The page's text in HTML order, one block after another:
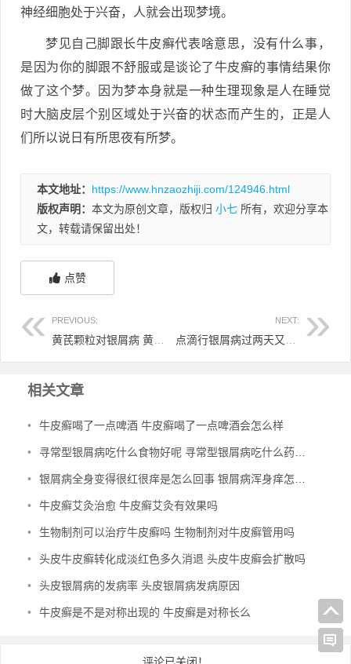
神经细胞处于兴奋，人就会出现梦境。
梦见自己脚跟长牛皮癣代表啥意思，没有什么事，
是因为你的脚跟不舒服或是谈论了牛皮癣的事情结果你
做了这个梦。因为梦本身就是一种生理现象是人在睡觉
时大脑皮层个别区域处于兴奋的状态而产生的，正是人
们所以说日有所思夜有所梦。
本文地址： https://www.hnzaozhiji.com/124946.html
版权声明： 本文为原创文章，版权归 小七 所有，欢迎分享本
文，转载请保留出处！
点赞
PREVIOUS: NEXT:
相关文章
• 牛皮癣喝了一点啤酒 牛皮癣喝了一点啤酒会怎么样
• 寻常型银屑病吃什么食物好呢 寻常型银屑病吃什么药效果好
• 银屑病全身变得很红很痒是怎么回事 银屑病浑身痒怎么办
• 牛皮癣艾灸治愈 牛皮癣艾灸有效果吗
• 生物制剂可以治疗牛皮癣吗 生物制剂对牛皮癣管用吗
• 头皮牛皮癣转化成淡红色多久消退 头皮牛皮癣会扩散吗
• 头皮银屑病的发病率 头皮银屑病发病原因
• 牛皮癣是不是对称出现的 牛皮癣是对称长么
评论已关闭！